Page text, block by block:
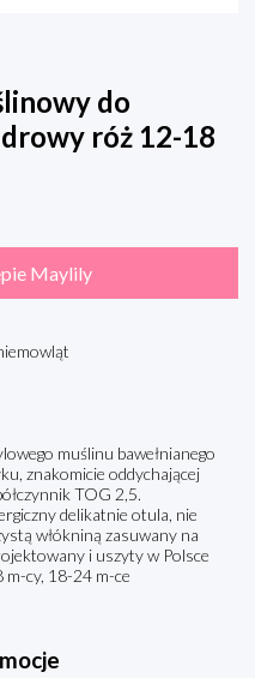
do
róż 12-18
Maylily
muślinu bawełnianego
znakomicie oddychającej
TOG 2,5.
delikatnie otula, nie
włókniną zasuwany na
i uszyty w Polsce
m-cy, 18-24 m-ce